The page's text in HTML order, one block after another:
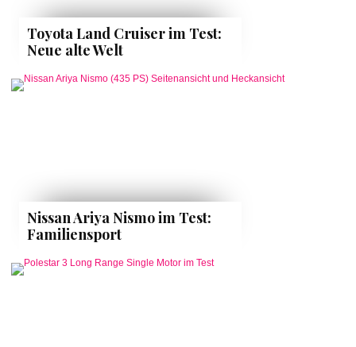
Toyota Land Cruiser im Test:
Neue alte Welt
Nissan Ariya Nismo im Test:
Familiensport